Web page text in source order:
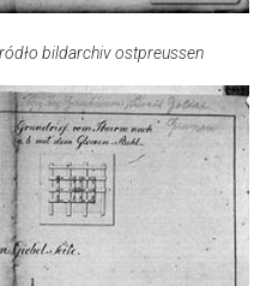
bildarchiv ostpreussen